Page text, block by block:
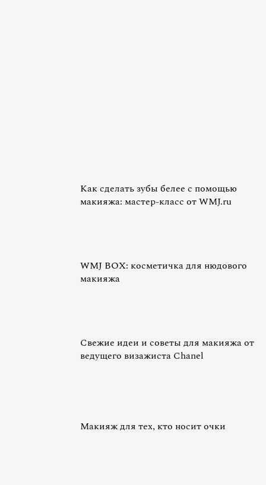
Как сделать зубы белее с помощью
макияжа: мастер-класс от WMJ.ru
WMJ BOX: косметичка для нюдового
макияжа
Свежие идеи и советы для макияжа от
ведущего визажиста Chanel
Макияж для тех, кто носит очки